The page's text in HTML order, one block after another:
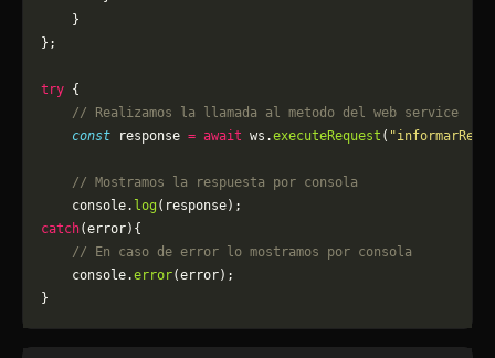
    }
};
try {
    // Realizamos la llamada al metodo del web service
    const
response = await ws.executeRequest (
    // Mostramos la respuesta por consola
    console.
log (response);
catch(error){
    // En caso de error lo mostramos por consola
	console.
error(error);
}